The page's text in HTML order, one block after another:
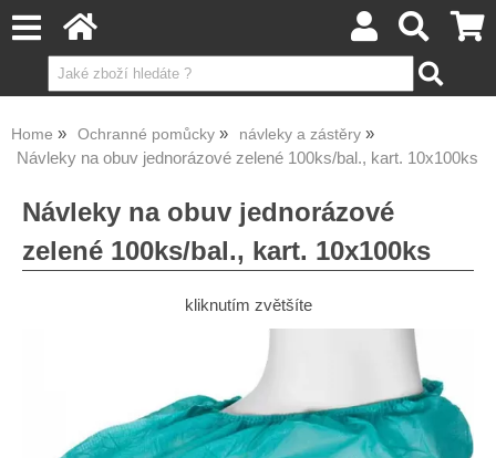
Home Ochranné pomůcky návleky a zástěry
Návleky na obuv jednorázové zelené 100ks/bal., kart. 10x100ks
Návleky na obuv jednorázové
zelené 100ks/bal., kart. 10x100ks
kliknutím zvětšíte